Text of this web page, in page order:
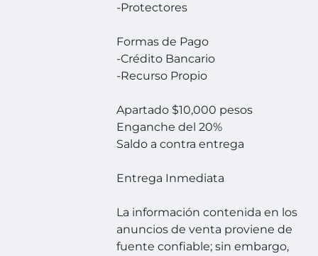
-Protectores
Formas de Pago
-Crédito Bancario
-Recurso Propio
Apartado $10,000 pesos
Enganche del 20%
Saldo a contra entrega
Entrega Inmediata
La información contenida en los
anuncios de venta proviene de
fuente confiable; sin embargo,